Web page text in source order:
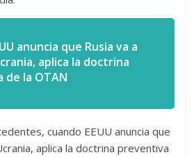
anuncia que Rusia va a
aplica la doctrina
la OTAN
cuando EEUU anuncia que
aplica la doctrina preventiva